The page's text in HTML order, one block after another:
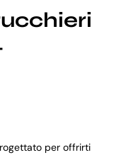
per offrirti